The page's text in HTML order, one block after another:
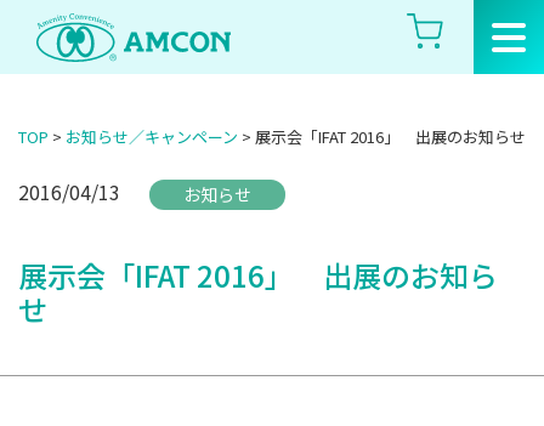
Skip
the
TOP > お知らせ／キャンペーン > 展示会「IFAT 2016」 出展のお知らせ
2016/04/13 お知らせ
展示会「IFAT 2016」 出展のお知ら
せ